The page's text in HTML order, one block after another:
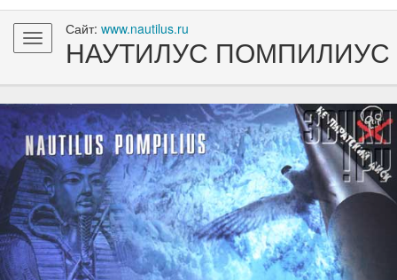
Toggle
navigation
Сайт: www.nautilus.ru
НАУТИЛУС ПОМПИЛИУС
Previous